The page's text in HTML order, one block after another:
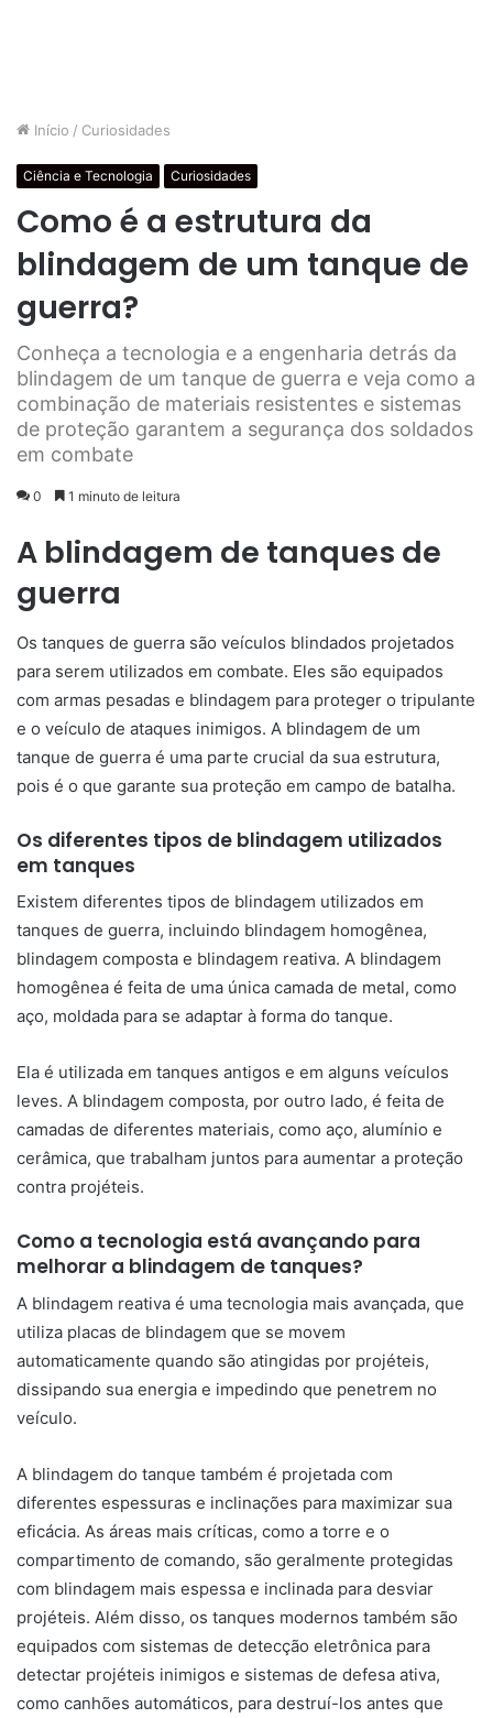
Início / Curiosidades
Ciência e Tecnologia Curiosidades
Como é a estrutura da
blindagem de um tanque de
guerra?
Conheça a tecnologia e a engenharia detrás da
blindagem de um tanque de guerra e veja como a
combinação de materiais resistentes e sistemas
de proteção garantem a segurança dos soldados
em combate
0 1 minuto de leitura
A blindagem de tanques de
guerra
Os tanques de guerra são veículos blindados projetados
para serem utilizados em combate. Eles são equipados
com armas pesadas e blindagem para proteger o tripulante
e o veículo de ataques inimigos. A blindagem de um
tanque de guerra é uma parte crucial da sua estrutura,
pois é o que garante sua proteção em campo de batalha.
Os diferentes tipos de blindagem utilizados
em tanques
Existem diferentes tipos de blindagem utilizados em
tanques de guerra, incluindo blindagem homogênea,
blindagem composta e blindagem reativa. A blindagem
homogênea é feita de uma única camada de metal, como
aço, moldada para se adaptar à forma do tanque.
Ela é utilizada em tanques antigos e em alguns veículos
leves. A blindagem composta, por outro lado, é feita de
camadas de diferentes materiais, como aço, alumínio e
cerâmica, que trabalham juntos para aumentar a proteção
contra projéteis.
Como a tecnologia está avançando para
melhorar a blindagem de tanques?
A blindagem reativa é uma tecnologia mais avançada, que
utiliza placas de blindagem que se movem
automaticamente quando são atingidas por projéteis,
dissipando sua energia e impedindo que penetrem no
veículo.
A blindagem do tanque também é projetada com
diferentes espessuras e inclinações para maximizar sua
eficácia. As áreas mais críticas, como a torre e o
compartimento de comando, são geralmente protegidas
com blindagem mais espessa e inclinada para desviar
projéteis. Além disso, os tanques modernos também são
equipados com sistemas de detecção eletrônica para
detectar projéteis inimigos e sistemas de defesa ativa,
como canhões automáticos, para destruí-los antes que